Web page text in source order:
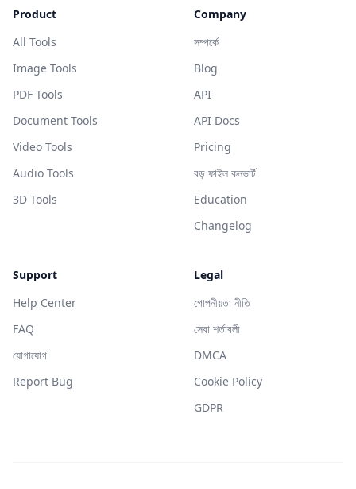
Product
All Tools
Image Tools
PDF Tools
Document Tools
Video Tools
Audio Tools
3D Tools
Company
সম্পর্কে
Blog
API
API Docs
Pricing
বড় ফাইল কনভার্ট
Education
Changelog
Support
Help Center
FAQ
যোগাযোগ
Report Bug
Legal
গোপনীয়তা নীতি
সেবা শর্তাবলী
DMCA
Cookie Policy
GDPR